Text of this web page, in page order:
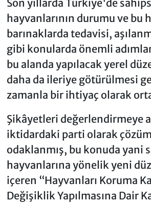
Son yıllarda Türkiye'de
hayvanlarının durumu ve bu
barınaklarda tedavisi,
gibi konularda önemli
bu alanda yapılacak yerel
daha da ileriye götürülmesi
zamanla bir ihtiyaç olarak
Şikâyetleri değerlendirmeye
iktidardaki parti olarak çözüm
odaklanmış, bu konuda yani
hayvanlarına yönelik yeni
içeren “Hayvanları Koruma
Değişiklik Yapılmasına Dair